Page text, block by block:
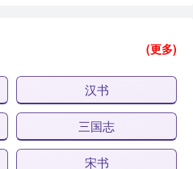
(更多)
汉书
三国志
宋书